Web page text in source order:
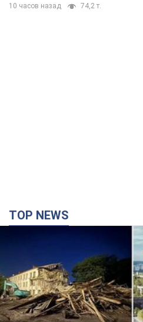
10 часов назад 74,2 т.
TOP NEWS